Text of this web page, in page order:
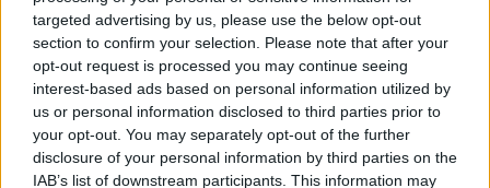
targeted advertising by us, please use the below opt-out
section to confirm your selection. Please note that after your
opt-out request is processed you may continue seeing
interest-based ads based on personal information utilized by
us or personal information disclosed to third parties prior to
your opt-out. You may separately opt-out of the further
disclosure of your personal information by third parties on the
IAB’s list of downstream participants. This information may
Szeptember 19 és 21 között ismét
Kerekdomb Fesztivál Tállyán
színes_ötletek•2025. augusztus 15.